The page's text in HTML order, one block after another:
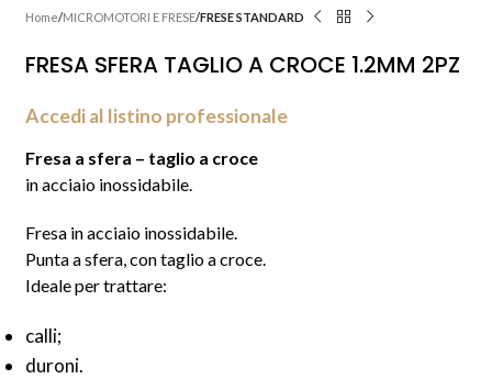
Home MICROMOTORI E FRESE FRESE STANDARD
FRESA SFERA TAGLIO A CROCE 1.2MM 2PZ
Accedi al listino professionale
Fresa a sfera – taglio a croce
in acciaio inossidabile.
Fresa in acciaio inossidabile.
Punta a sfera, con taglio a croce.
Ideale per trattare:
calli;
duroni.